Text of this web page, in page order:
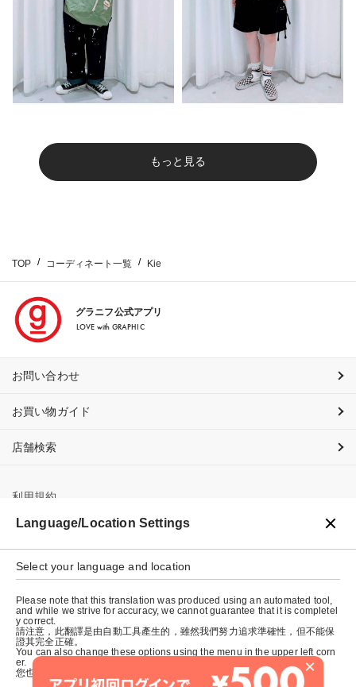
もっと見る
TOP コーディネート一覧 Kie
グラニフ公式アプリ
LOVE with GRAPHIC
お問い合わせ
お買い物ガイド
店舗検索
利用規約
プライバシーポリシー
特定商取引法に基づく表示
会社概要
×
Language/Location Settings
Select your language and location
Please note that this translation was produced using an automated tool,
and while we strive for accuracy, we cannot guarantee that it is completel
y correct.
請注意，此翻譯是由自動工具產生的，雖然我們努力追求準確性，但不能保
證其完全正確。
You can also change these options using the menu in the upper left corn
er.
您也可以使用左上角的選單來更改這些選項。